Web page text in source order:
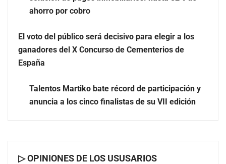
de la piel después del sol
ahorro por cobro
El voto del público será decisivo para elegir a los
ganadores del X Concurso de Cementerios de
España
Talentos Martiko bate récord de participación y
anuncia a los cinco finalistas de su VII edición
▷ OPINIONES DE LOS USUSARIOS